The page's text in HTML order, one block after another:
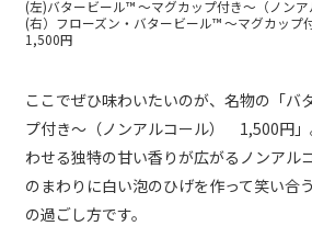
(左)バタービール™ ～マグカップ付き～（ノンア
(右）フローズン・バタービール™ ～マグカップ
1,500円
ここでぜひ味わいたいのが、名物の「バ
プ付き～（ノンアルコール） 1,500円」
わせる独特の甘い香りが広がるノンアル
のまわりに白い泡のひげを作って笑い合
の過ごし方です。